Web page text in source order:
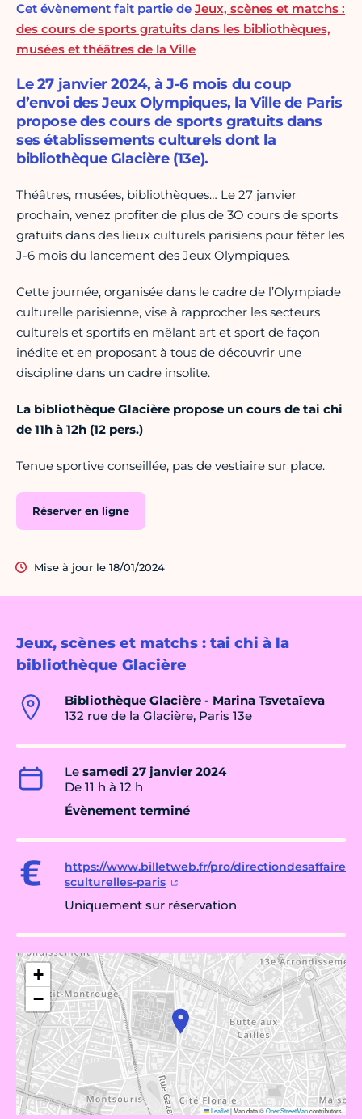
Jeux, scènes et matchs : tai chi à la
bibliothèque Glacière
Bibliothèque Glacière - Marina Tsvetaïeva
132 rue de la Glacière, Paris 13e
Le samedi 27 janvier 2024
De 11 h à 12 h
Évènement terminé
https://www.billetweb.fr/pro/directiondesaffaire
sculturelles-paris
Uniquement sur réservation
+
−
Leaflet|Map data ©OpenStreetMapcontributors
Cet évènement fait partie de Jeux, scènes et matchs :
des cours de sports gratuits dans les bibliothèques,
musées et théâtres de la Ville
Le 27 janvier 2024, à J-6 mois du coup
d’envoi des Jeux Olympiques, la Ville de Paris
propose des cours de sports gratuits dans
ses établissements culturels dont la
bibliothèque Glacière (13e).
Théâtres, musées, bibliothèques… Le 27 janvier
prochain, venez profiter de plus de 3O cours de sports
gratuits dans des lieux culturels parisiens pour fêter les
J-6 mois du lancement des Jeux Olympiques.
Cette journée, organisée dans le cadre de l’Olympiade
culturelle parisienne, vise à rapprocher les secteurs
culturels et sportifs en mêlant art et sport de façon
inédite et en proposant à tous de découvrir une
discipline dans un cadre insolite.
La bibliothèque Glacière propose un cours de tai chi
de 11h à 12h (12 pers.)
Tenue sportive conseillée, pas de vestiaire sur place.
Réserver en ligne
Mise à jour le 18/01/2024